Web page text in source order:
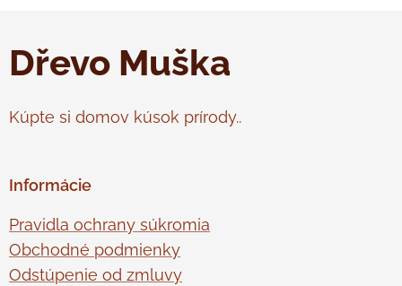
Dřevo Muška
Kúpte si domov kúsok prírody..
Informácie
Pravidla ochrany súkromia
Obchodné podmienky
Odstúpenie od zmluvy